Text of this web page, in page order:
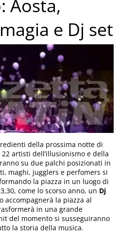
Aosta,
e Dj set
della prossima notte di
22 artisti dell’illusionismo e della
su due palchi posizionati in
maghi, jugglers e perfomers si
la piazza in un luogo di
come lo scorso anno, un Dj
accompagnerà la piazza al
in una grande
del momento si susseguiranno
la storia della musica.